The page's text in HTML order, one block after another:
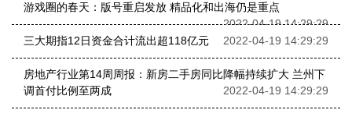
游戏圈的春天：版号重启发放 精品化和出海仍是重点
2022-04-19 14:29:29
三大期指12日资金合计流出超118亿元
2022-04-19 14:29:29
房地产行业第14周周报：新房二手房同比降幅持续扩大 兰州下
调首付比例至两成
2022-04-19 14:29:29